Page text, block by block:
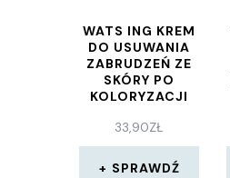
WATS ING KREM
DO USUWANIA
ZABRUDZEŃ ZE
SKÓRY PO
KOLORYZACJI
33,90ZŁ
SPRAWDŹ